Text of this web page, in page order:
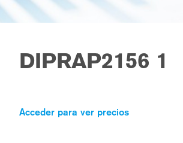
DIPRAP2156 1
Acceder para ver precios